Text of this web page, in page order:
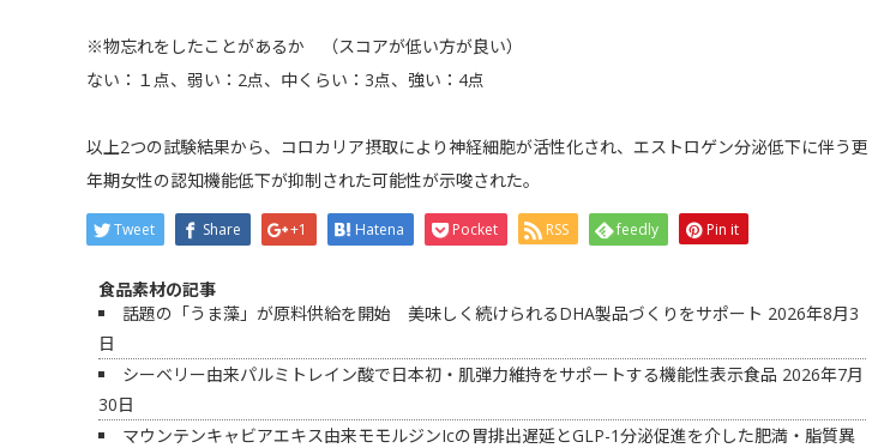
※物忘れをしたことがあるか （スコアが低い方が良い）
ない：１点、弱い：2点、中くらい：3点、強い：4点
以上2つの試験結果から、コロカリア摂取により神経細胞が活性化され、エストロゲン分泌低下に伴う更
年期女性の認知機能低下が抑制された可能性が示唆された。
Tweet Share +1 Hatena Pocket RSS feedly Pin it
食品素材の記事
話題の「うま藻」が原料供給を開始 美味しく続けられるDHA製品づくりをサポート 2026年8月3
日
シーベリー由来パルミトレイン酸で日本初・肌弾力維持をサポートする機能性表示食品 2026年7月
30日
マウンテンキャビアエキス由来モモルジンIcの胃排出遅延とGLP-1分泌促進を介した肥満・脂質異